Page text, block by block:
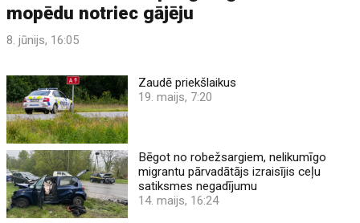
mopēdu notriec gājēju
8. jūnijs, 16:05
Zaudē priekšlaikus
19. maijs, 7:20
Bēgot no robežsargiem, nelikumīgo
migrantu pārvadātājs izraisījis ceļu
satiksmes negadījumu
14. maijs, 16:24